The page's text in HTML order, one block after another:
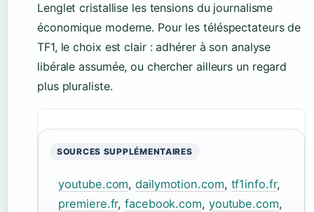
Lenglet cristallise les tensions du journalisme
économique moderne. Pour les téléspectateurs de
TF1, le choix est clair : adhérer à son analyse
libérale assumée, ou chercher ailleurs un regard
plus pluraliste.
SOURCES SUPPLÉMENTAIRES
youtube.com,dailymotion.com, tf1info.fr,
premiere.fr,facebook.com, youtube.com,